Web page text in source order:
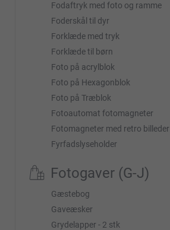
Fodaftryk med foto og ramme
Foderskål til dyr
Forklæde med tryk
Forklæde til børn
Foto på acrylblok
Foto på Hexagonblok
Foto på Træblok
Fotoautomat fotomagneter
Fotomagneter med retro billeder
Fyrfadslyseholder
Fotogaver (G-J)
Gæstebog
Gaveæsker
Grydelapper - 2 stk